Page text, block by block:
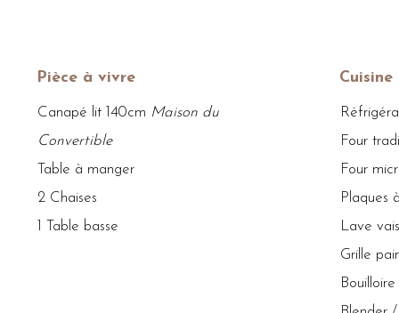
Décoration et aménagement
Idéal étudiant, expatrié ou jeune
Pièce à vivre
Canapé lit 140cm Maison du
Convertible
Table à manger
2 Chaises
1 Table basse​
Cuisine
Four
Four
Plaques
Lave
Grille
Bouilloire